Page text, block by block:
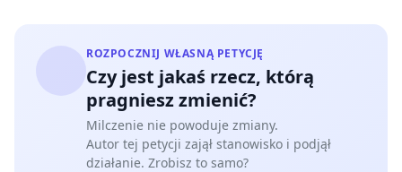
ROZPOCZNIJ WŁASNĄ PETYCJĘ
Czy jest jakaś rzecz, którą
pragniesz zmienić?
Milczenie nie powoduje zmiany.
Autor tej petycji zajął stanowisko i podjął
działanie. Zrobisz to samo?